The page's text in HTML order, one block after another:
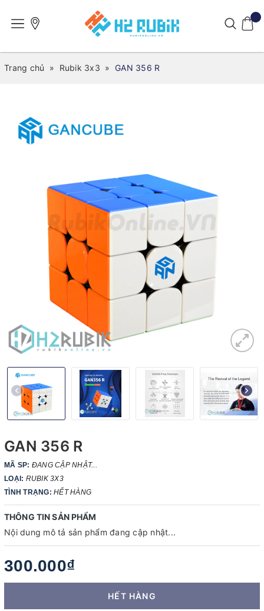
Trang chủ » Rubik 3x3 » GAN 356 R
GAN 356 R
MÃ SP: ĐANG CẬP NHẬT...
LOẠI: RUBIK 3X3
TÌNH TRẠNG: HẾT HÀNG
THÔNG TIN SẢN PHẨM
Nội dung mô tả sản phẩm đang cập nhật...
300.000₫
HẾT HÀNG